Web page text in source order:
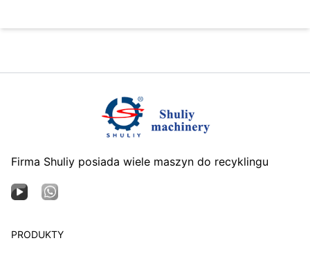
Firma Shuliy posiada wiele maszyn do recyklingu
PRODUKTY